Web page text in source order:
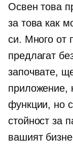
Освен това
за това как
си. Много от
предлагат
започвате,
приложение,
функции, но
стойност за
вашият